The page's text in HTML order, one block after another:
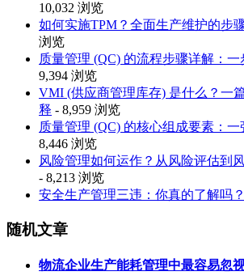
10,032 浏览
如何实施TPM？全面生产维护的步
浏览
质量管理 (QC) 的流程步骤详解：
9,394 浏览
VMI (供应商管理库存) 是什么？一
释 - 8,959 浏览
质量管理 (QC) 的核心组成要素：
8,446 浏览
风险管理如何运作？从风险评估到
- 8,213 浏览
安全生产管理三违：你真的了解吗？
随机文章
物流企业生产能耗管理中最容易忽